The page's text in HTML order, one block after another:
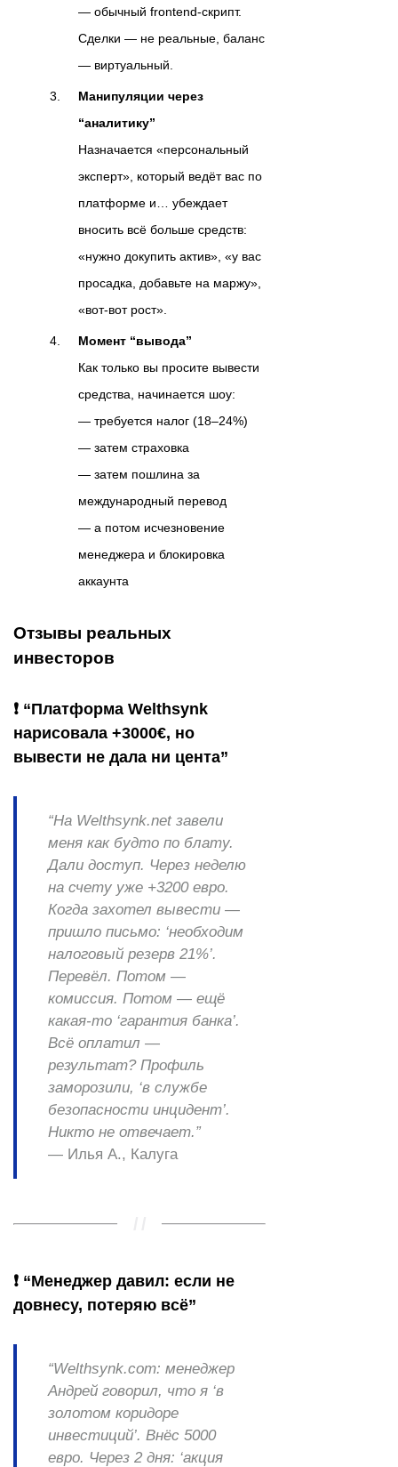
— обычный frontend-скрипт.
Сделки — не реальные, баланс
— виртуальный.
Манипуляции через
“аналитику”
Назначается «персональный
эксперт», который ведёт вас по
платформе и… убеждает
вносить всё больше средств:
«нужно докупить актив», «у вас
просадка, добавьте на маржу»,
«вот-вот рост».
Момент “вывода”
Как только вы просите вывести
средства, начинается шоу:
— требуется налог (18–24%)
— затем страховка
— затем пошлина за
международный перевод
— а потом исчезновение
менеджера и блокировка
аккаунта
Отзывы реальных
инвесторов
❗ “Платформа Welthsynk
нарисовала +3000€, но
вывести не дала ни цента”
“На Welthsynk.net завели
меня как будто по блату.
Дали доступ. Через неделю
на счету уже +3200 евро.
Когда захотел вывести —
пришло письмо: ‘необходим
налоговый резерв 21%’.
Перевёл. Потом —
комиссия. Потом — ещё
какая-то ‘гарантия банка’.
Всё оплатил —
результат? Профиль
заморозили, ‘в службе
безопасности инцидент’.
Никто не отвечает.”
— Илья А., Калуга
❗ “Менеджер давил: если не
довнесу, потеряю всё”
“Welthsynk.com: менеджер
Андрей говорил, что я ‘в
золотом коридоре
инвестиций’. Внёс 5000
евро. Через 2 дня: ‘акция